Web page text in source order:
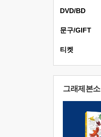
DVD/BD
문구/GIFT
티켓
그래제본소